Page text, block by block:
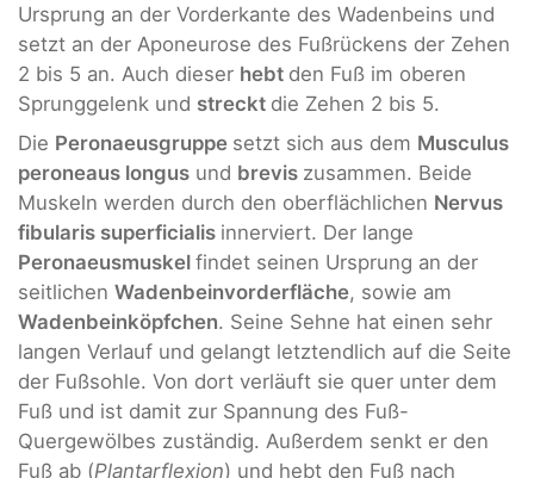
Ursprung an der Vorderkante des Wadenbeins und
setzt an der Aponeurose des Fußrückens der Zehen
2 bis 5 an. Auch dieser hebt den Fuß im oberen
Sprunggelenk und streckt die Zehen 2 bis 5.
Die Peronaeusgruppe setzt sich aus dem Musculus
peroneaus longus und brevis zusammen. Beide
Muskeln werden durch den oberflächlichen Nervus
fibularis superficialis innerviert. Der lange
Peronaeusmuskel findet seinen Ursprung an der
seitlichen Wadenbeinvorderfläche, sowie am
Wadenbeinköpfchen. Seine Sehne hat einen sehr
langen Verlauf und gelangt letztendlich auf die Seite
der Fußsohle. Von dort verläuft sie quer unter dem
Fuß und ist damit zur Spannung des Fuß-
Quergewölbes zuständig. Außerdem senkt er den
Fuß ab (Plantarflexion) und hebt den Fuß nach